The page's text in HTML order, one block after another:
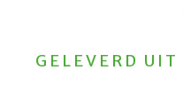
GELEVERD